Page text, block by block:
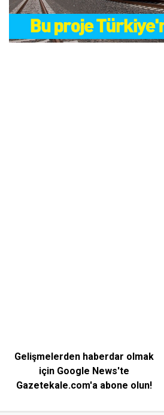
Gelişmelerden haberdar olmak
için Google News'te
Gazetekale.com'a abone olun!